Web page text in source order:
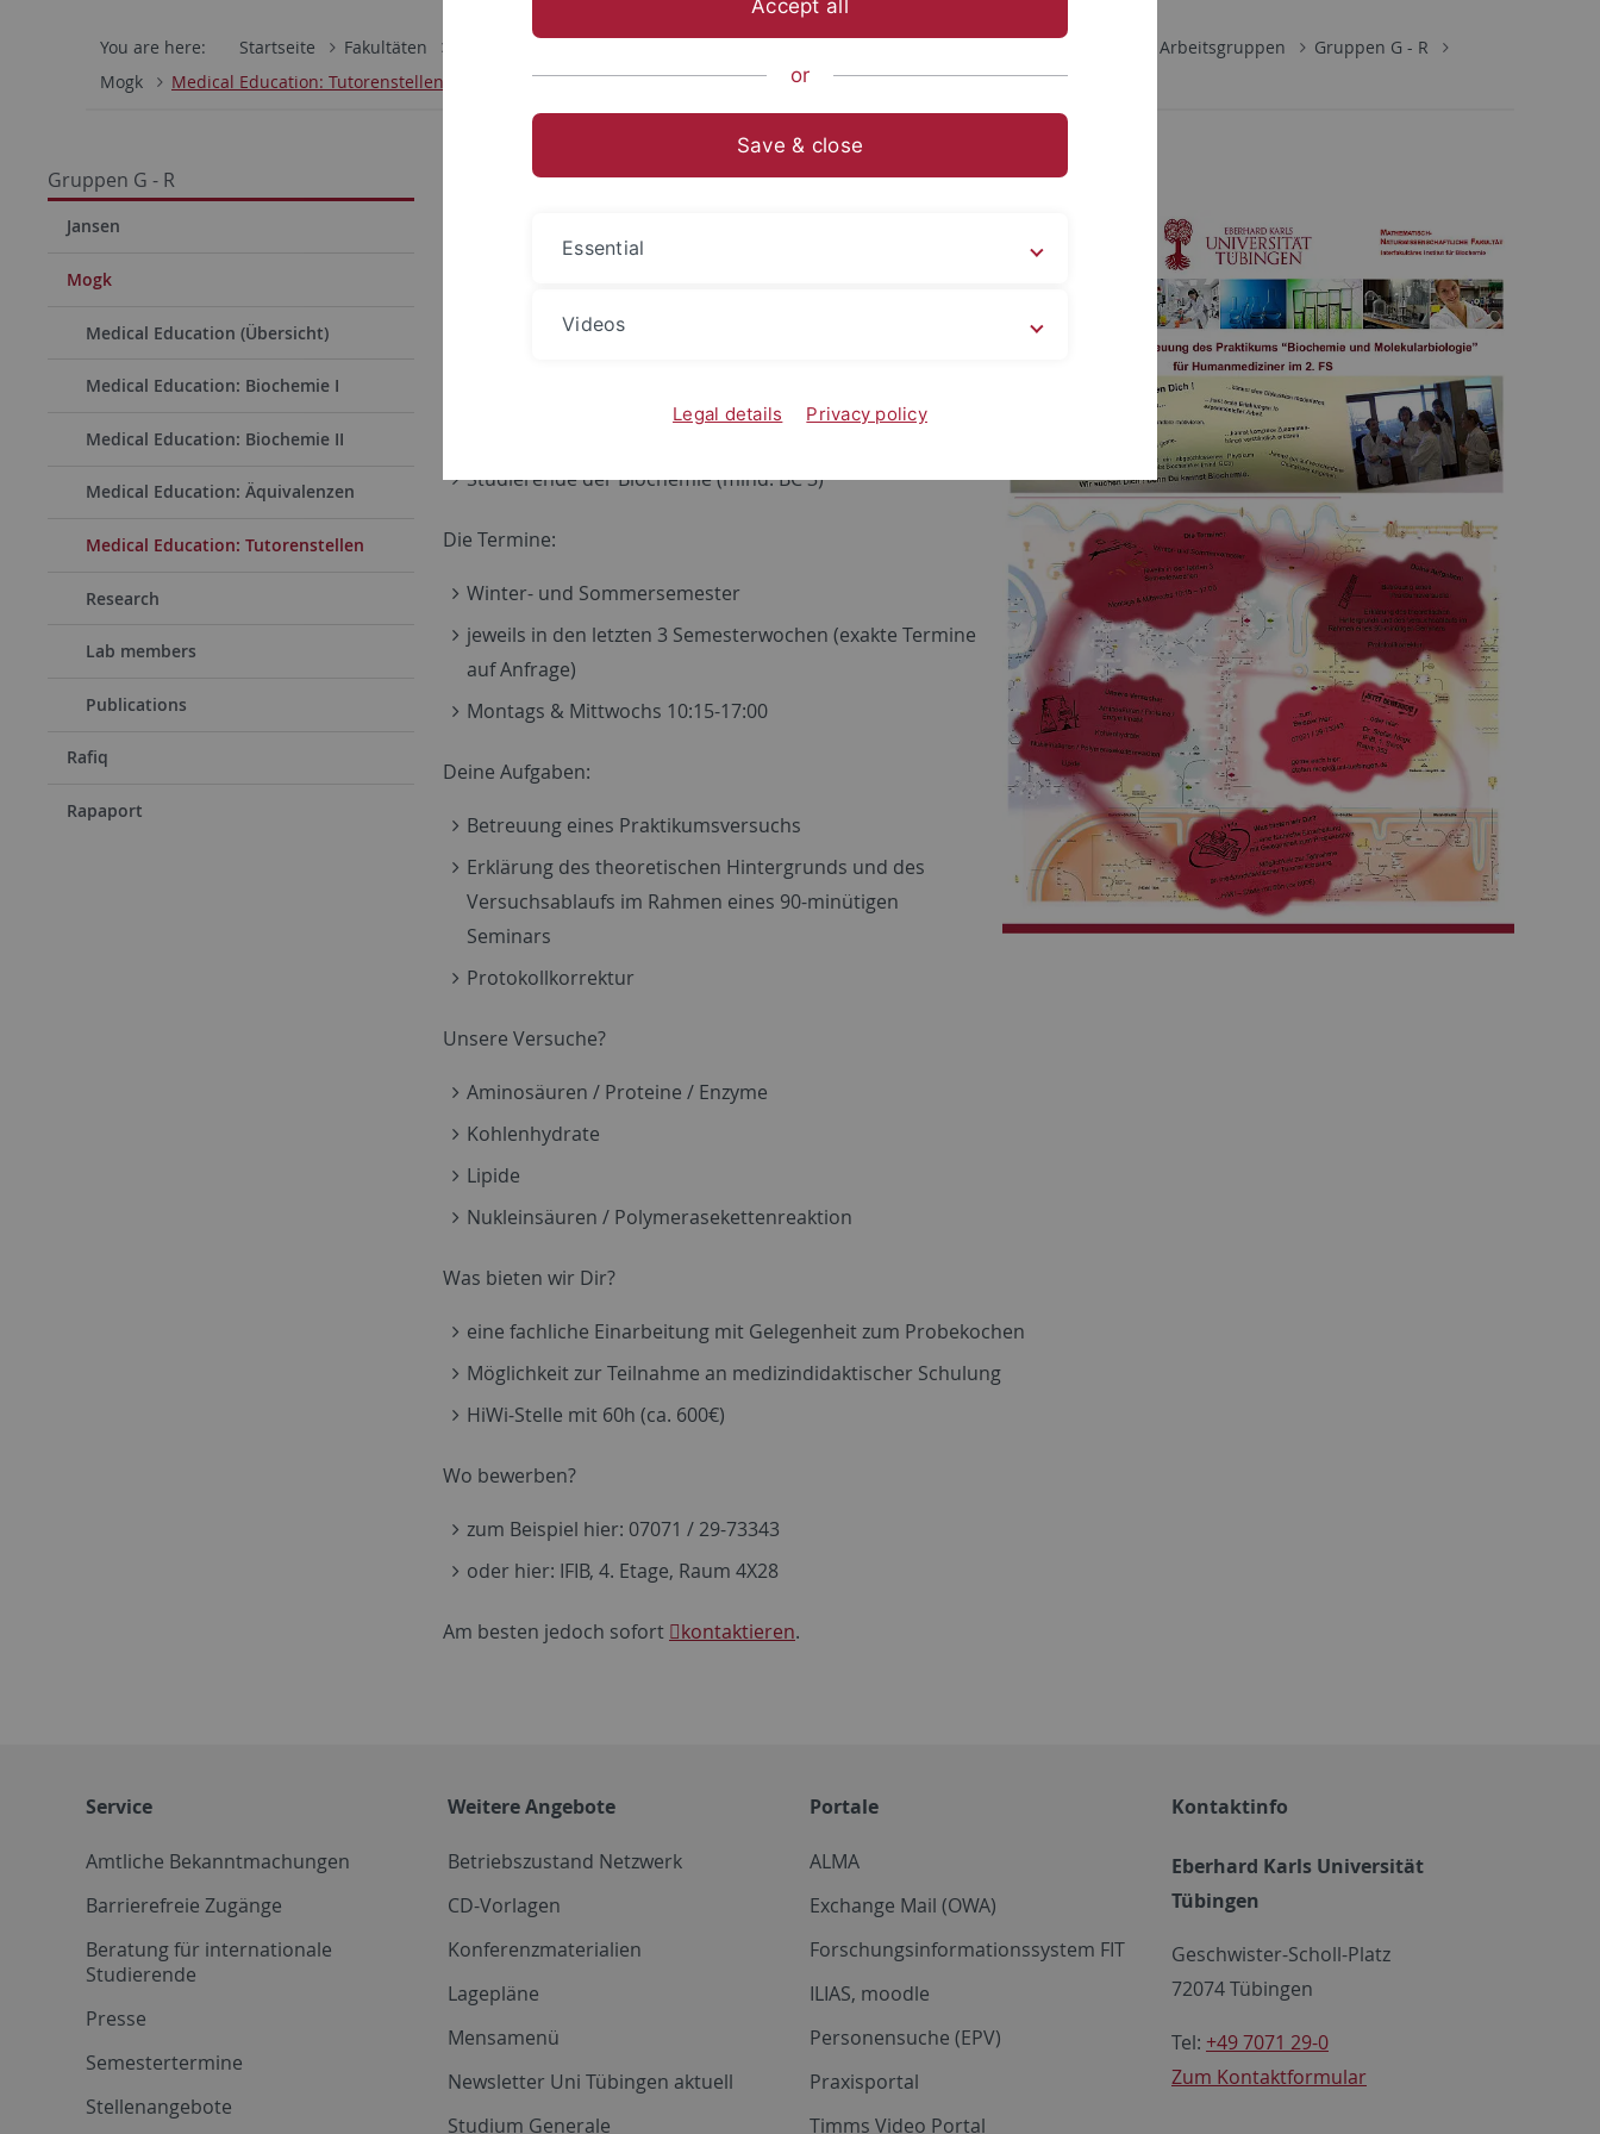
You are here: Startseite Fakultäten Arbeitsgruppen
Gruppen G - R
Mogk
Medical Education: Tutorenstellen
Gruppen G - R
Jansen
Mogk
Medical Education (Übersicht)
Medical Education: Biochemie I
Medical Education: Biochemie II
Medical Education: Äquivalenzen
Medical Education: Tutorenstellen
Research
Lab members
Publications
Rafiq
Rapaport
Tutorenstellen
fortlaufend studentische Tutoren gesucht. Der Flyer kann
Studierende der Humanmedizin mit bestandenem
Studierende der Biochemie (mind. BC 3)
Die Termine:
Winter- und Sommersemester
jeweils in den letzten 3 Semesterwochen (exakte Termine
auf Anfrage)
Montags & Mittwochs 10:15-17:00
Deine Aufgaben:
Betreuung eines Praktikumsversuchs
Erklärung des theoretischen Hintergrunds und des
Versuchsablaufs im Rahmen eines 90-minütigen
Seminars
Protokollkorrektur
Unsere Versuche?
Aminosäuren / Proteine / Enzyme
Kohlenhydrate
Lipide
Nukleinsäuren / Polymerasekettenreaktion
Was bieten wir Dir?
eine fachliche Einarbeitung mit Gelegenheit zum Probekochen
Möglichkeit zur Teilnahme an medizindidaktischer Schulung
HiWi-Stelle mit 60h (ca. 600€)
Wo bewerben?
zum Beispiel hier: 07071 / 29-73343
oder hier: IFIB, 4. Etage, Raum 4X28
Am besten jedoch sofort kontaktieren.
Service
Amtliche Bekanntmachungen
Barrierefreie Zugänge
Beratung für internationale
Studierende
Presse
Semestertermine
Stellenangebote
Weitere Angebote
Betriebszustand Netzwerk
CD-Vorlagen
Konferenzmaterialien
Lagepläne
Mensamenü
Newsletter Uni Tübingen aktuell
Studium Generale
Portale
ALMA
Exchange Mail (OWA)
Forschungsinformationssystem FIT
ILIAS, moodle
Personensuche (EPV)
Praxisportal
Timms Video Portal
Kontaktinfo
Eberhard Karls Universität
Tübingen
Geschwister-Scholl-Platz
72074 Tübingen
Tel: +49 7071 29-0
Zum Kontaktformular
Accept all
or
Save & close
Essential
Videos
Legal details Privacy policy